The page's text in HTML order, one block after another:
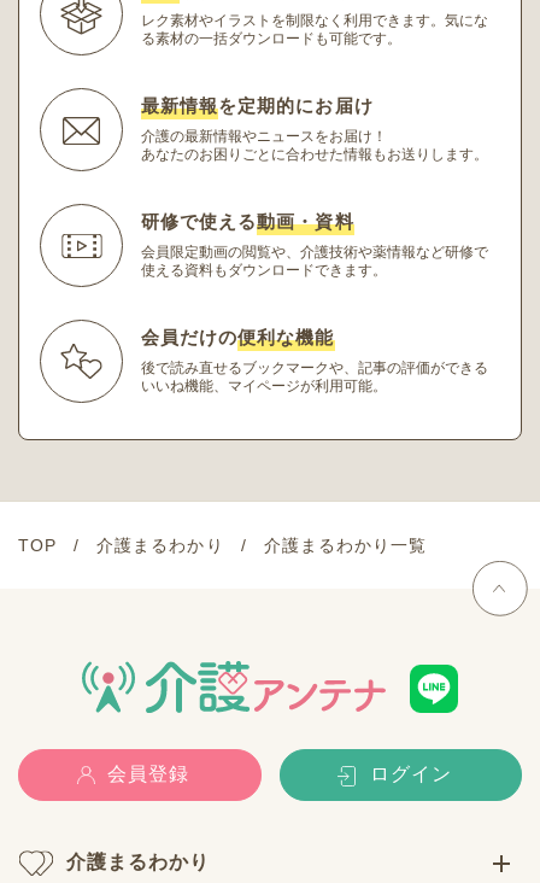
レク素材やイラストを制限なく利用できます。 気にな
る素材の一括ダウンロードも可能です。
最新情報を定期的にお届け
介護の最新情報やニュースをお届け！
あなたのお困りごとに合わせた情報もお送りします。
研修で使える動画・資料
会員限定動画の閲覧や、介護技術や薬情報など研修で
使える資料もダウンロードできます。
会員だけの便利な機能
後で読み直せるブックマークや、記事の評価ができる
いいね機能、マイページが利用可能。
TOP 介護まるわかり 介護まるわかり一覧
会員登録 ログイン
介護まるわかり